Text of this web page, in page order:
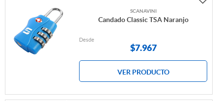
SCANAVINI
Candado Classic TSA Naranjo
Desde
$7.967
VER PRODUCTO